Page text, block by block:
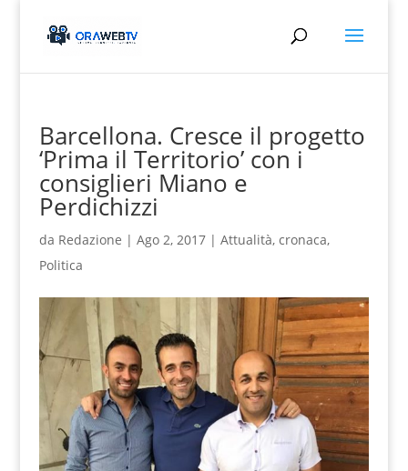
Barcellona. Cresce il progetto
‘Prima il Territorio’ con i
consiglieri Miano e
Perdichizzi
da Redazione | Ago 2, 2017| Attualità, cronaca,
Politica